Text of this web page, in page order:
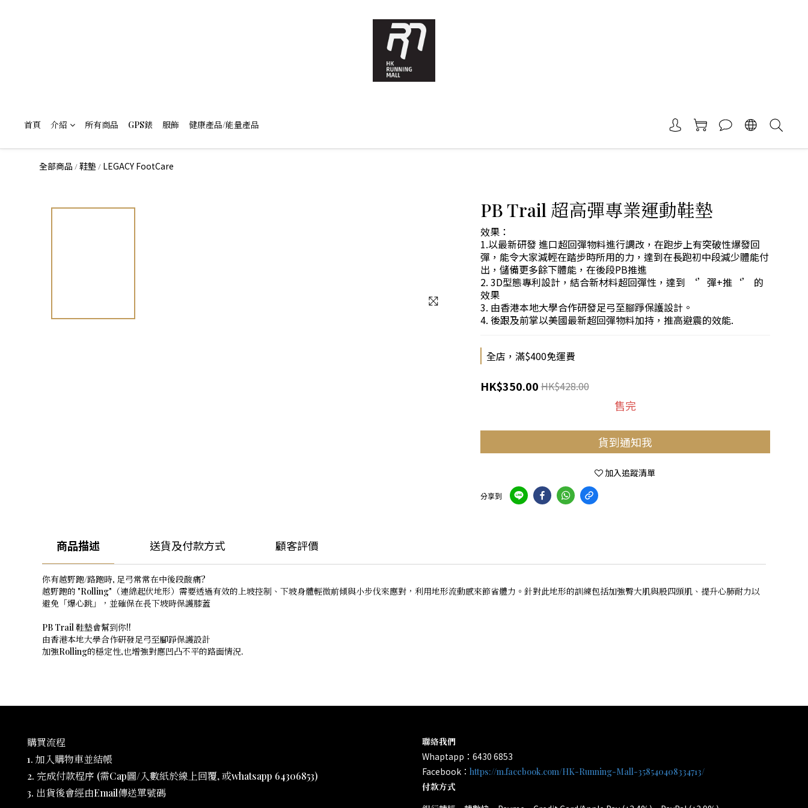
首頁 介紹 所有商品 GPS錶 服飾 健康產品/能量產品
全部商品 /鞋墊 / LEGACY FootCare
PB Trail 超高彈專業運動鞋墊
效果：
1.以最新研發 進口超回彈物料進行調改，在跑步上有突破性爆發回
彈，能令大家減輕在踏步時所用的力，達到在長跑初中段減少體能付
出，儲備更多餘下體能，在後段PB推進
2. 3D型態專利設計，結合新材料超回彈性，達到 ‘’彈+推‘’ 的
效果
3. 由香港本地大學合作研發足弓至腳踭保護設計。
4. 後跟及前掌以美國最新超回彈物料加持，推高避震的效能.
全店，滿$400免運費
HK$350.00HK$428.00
售完
貨到通知我
加入追蹤清單
分享到
商品描述 送貨及付款方式 顧客評價
你有越野跑/路跑時, 足弓常常在中後段酸痛?
越野跑的 "Rolling"（連綿起伏地形）需要透過有效的上坡控制、下坡身體輕微前傾與小步伐來應對，利用地形流動感來節省體力。針對此地形的訓練包括加強臀大肌與股四頭肌、提升心肺耐力以
避免「爆心跳」，並確保在長下坡時保護膝蓋
PB Trail 鞋墊會幫到你!!
由香港本地大學合作研發足弓至腳踭保護設計
加強Rolling的穩定性,也增強對應凹凸不平的路面情況.
購買流程
1. 加入購物車並結帳
2. 完成付款程序 (需Cap圖/入數紙於線上回覆, 或whatsapp 64306853)
3. 出貨後會經由Email傳送單號碼
聯絡我們
Whaptapp：6430 6853
Facebook： https://m.facebook.com/HK-Running-Mall-358540408334713/
付款方式